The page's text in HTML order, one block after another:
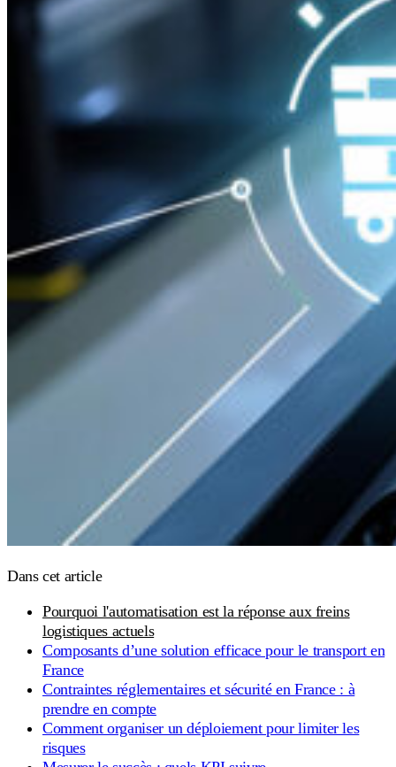
Dans cet article
Pourquoi l'automatisation est la réponse aux freins
logistiques actuels
Composants d’une solution efficace pour le transport en
France
Contraintes réglementaires et sécurité en France : à
prendre en compte
Comment organiser un déploiement pour limiter les
risques